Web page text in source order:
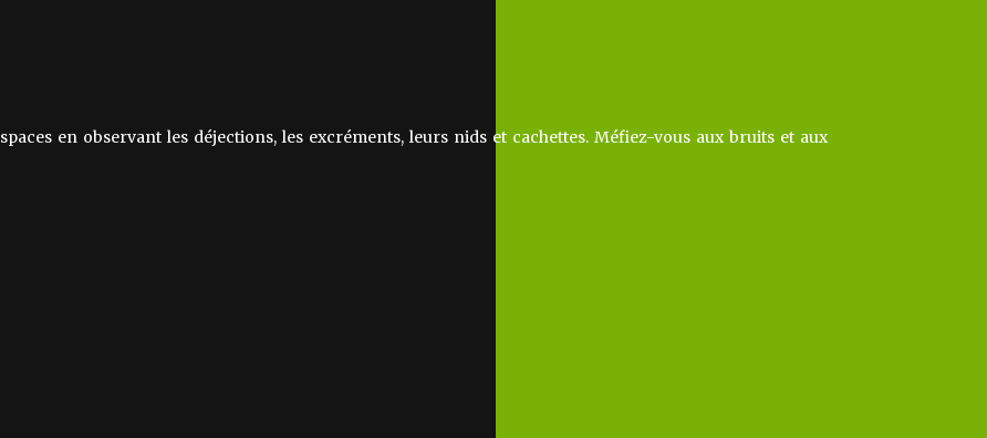
en observant les déjections, les excréments, leurs nids et cachettes. Méfiez-vous aux bruits et aux